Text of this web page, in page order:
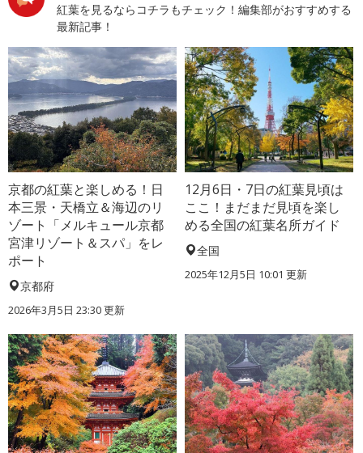
紅葉を見るならコチラもチェック！編集部がおすすめする
最新記事！
京都の紅葉と楽しめる！日
本三景・天橋立＆海辺のリ
ゾート「メルキュール京都
宮津リゾート＆スパ」をレ
ポート
京都府
2026年3月5日 23:30 更新
12月6日・7日の紅葉見頃は
ここ！まだまだ見頃を楽し
める全国の紅葉名所ガイド
全国
2025年12月5日 10:01 更新